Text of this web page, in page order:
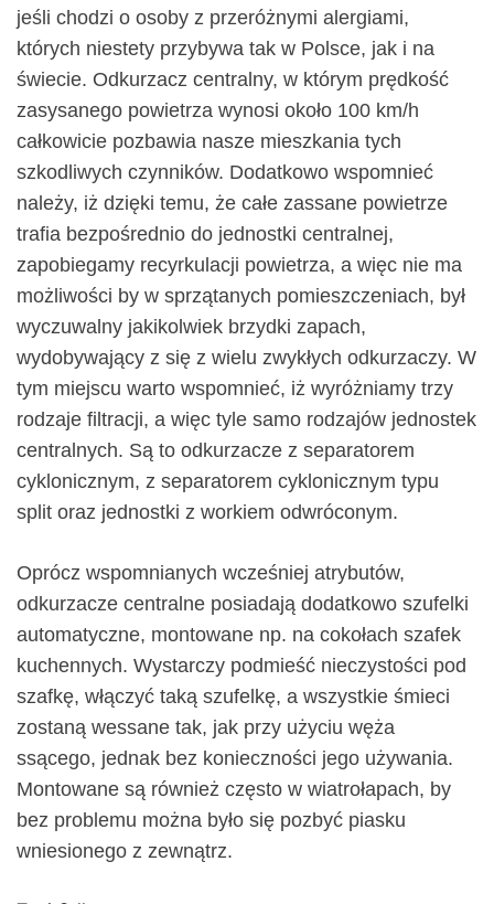
jeśli chodzi o osoby z przeróżnymi alergiami,
których niestety przybywa tak w Polsce, jak i na
świecie. Odkurzacz centralny, w którym prędkość
zasysanego powietrza wynosi około 100 km/h
całkowicie pozbawia nasze mieszkania tych
szkodliwych czynników. Dodatkowo wspomnieć
należy, iż dzięki temu, że całe zassane powietrze
trafia bezpośrednio do jednostki centralnej,
zapobiegamy recyrkulacji powietrza, a więc nie ma
możliwości by w sprzątanych pomieszczeniach, był
wyczuwalny jakikolwiek brzydki zapach,
wydobywający z się z wielu zwykłych odkurzaczy. W
tym miejscu warto wspomnieć, iż wyróżniamy trzy
rodzaje filtracji, a więc tyle samo rodzajów jednostek
centralnych. Są to odkurzacze z separatorem
cyklonicznym, z separatorem cyklonicznym typu
split oraz jednostki z workiem odwróconym.
Oprócz wspomnianych wcześniej atrybutów,
odkurzacze centralne posiadają dodatkowo szufelki
automatyczne, montowane np. na cokołach szafek
kuchennych. Wystarczy podmieść nieczystości pod
szafkę, włączyć taką szufelkę, a wszystkie śmieci
zostaną wessane tak, jak przy użyciu węża
ssącego, jednak bez konieczności jego używania.
Montowane są również często w wiatrołapach, by
bez problemu można było się pozbyć piasku
wniesionego z zewnątrz.